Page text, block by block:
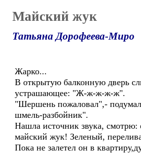
Майский жук
Татьяна Дорофеева-Миро
Жарко...
В открытую балконную дверь
устрашающее: "Ж-ж-ж-ж-ж".
"Шершень пожаловал",-
шмель-разбойник".
Нашла источник звука, смотрю:
майский жук! Зеленый,
Пока не залетел он в